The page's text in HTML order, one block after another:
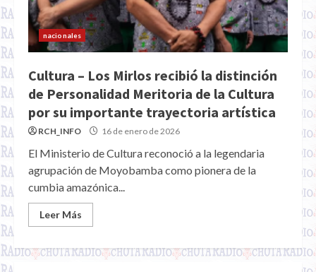
nacionales
Cultura – Los Mirlos recibió la distinción
de Personalidad Meritoria de la Cultura
por su importante trayectoria artística
RCH_INFO 16 de enero de 2026
El Ministerio de Cultura reconoció a la legendaria
agrupación de Moyobamba como pionera de la
cumbia amazónica...
Leer Más